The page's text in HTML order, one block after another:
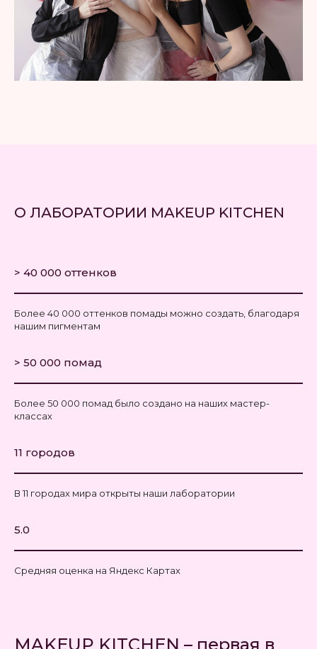
О ЛАБОРАТОРИИ MAKEUP KITCHEN
> 40 000 оттенков
Более 40 000 оттенков помады можно создать, благодаря
нашим пигментам
> 50 000 помад
Более 50 000 помад было создано на наших мастер-
классах
11 городов
В 11 городах мира открыты наши лаборатории
5.0
Средняя оценка на Яндекс Картах
MAKEUP KITCHEN – первая в